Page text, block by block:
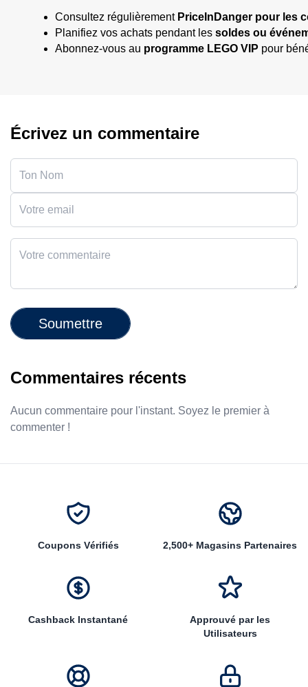
Consultez régulièrement PriceInDanger pour les
Planifiez vos achats pendant les soldes ou
Abonnez-vous au programme LEGO VIP pour
Écrivez un commentaire
Soumettre
Commentaires récents
Aucun commentaire pour l'instant. Soyez le premier à
commenter !
Coupons Vérifiés 2,500+ Magasins Partenaires
Cashback Instantané
Approuvé par les
Utilisateurs